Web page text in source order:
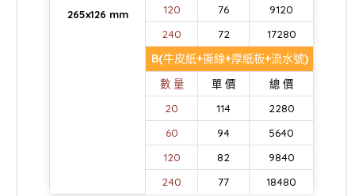
265x126 mm 120 76
9120
240
72 17280
B(牛皮紙+撕線+厚紙板+流水號)
數 量 單 價
總 價
20
114
2280
60
94
5640
120
82
9840
240
77 18480